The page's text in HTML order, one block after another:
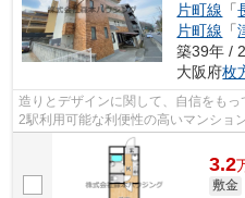
片町線 「
片町線 「
築39年 /
大阪府枚
造りとデザインに関して、自信をも
2駅利用可能な利便性の高いマンショ
で、バスを逃す心配はほとんどありま
3.2
敷金